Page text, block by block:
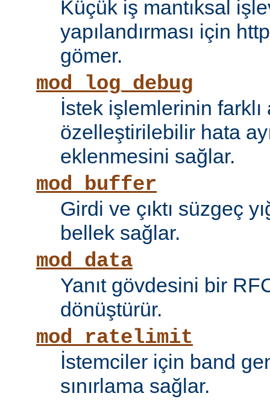
Küçük iş mantıksal
yapılandırması için
gömer.
mod_log_debug
İstek işlemlerinin farklı
özelleştirilebilir hata
eklenmesini sağlar.
mod_buffer
Girdi ve çıktı süzgeç
bellek sağlar.
mod_data
Yanıt gövdesini bir
dönüştürür.
mod_ratelimit
İstemciler için band
sınırlama sağlar.